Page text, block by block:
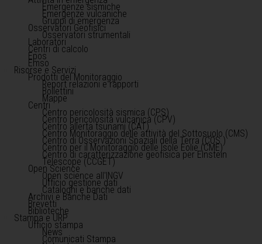
Emergenze sismiche
Emergenze vulcaniche
Gruppi di emergenza
Osservatori Geofisici
Osservatori strumentali
Laboratori
Centri di calcolo
Epos
Emso
Risorse e Servizi
Prodotti del Monitoraggio
Report relazioni e rapporti
Bollettini
Mappe
Centri
Centro pericolosità sismica (CPS)
Centro pericolosità vulcanica (CPV)
Centro allerta tsunami (CAT)
Centro Monitoraggio delle attività del Sottosuolo (CMS)
Centro di Osservazioni Spaziali della Terra (COS )
Centro per il Monitoraggio delle Isole Eolie (CME)
Centro di caratterizzazione geofisica per Einstein
Telescope (CCGET)
Open Science
Open science all'INGV
Ufficio gestione dati
Cataloghi e banche dati
Archivi e Banche Dati
Brevetti
Biblioteche
Stampa e URP
Ufficio stampa
News
Comunicati Stampa